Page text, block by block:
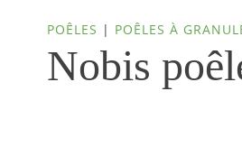
POÊLES | POÊLES À
Nobis